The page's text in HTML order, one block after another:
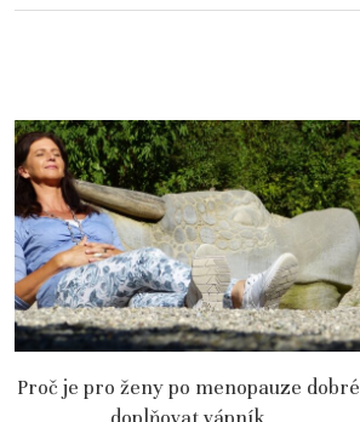
Proč je pro ženy po menopauze dobré